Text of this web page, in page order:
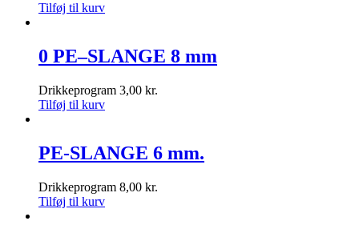
Tilføj til kurv
0 PE–SLANGE 8 mm
Drikkeprogram 3,00 kr.
Tilføj til kurv
PE-SLANGE 6 mm.
Drikkeprogram 8,00 kr.
Tilføj til kurv